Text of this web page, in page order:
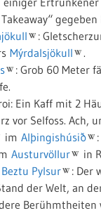
gegeben
:
Mýrdalsjökull
.
: Grob 60 Meter
Ein Kaff mit 2
vor Selfoss. Ach,
im Alþingishúsið
Austurvöllur
in
Pylsur
: Der
der Welt, an
Berühmtheiten